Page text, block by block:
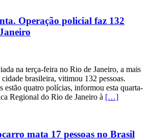
Operação policial faz 132
na terça-feira no Rio de Janeiro, a mais
brasileira, vitimou 132 pessoas.
estão quatro polícias, informou esta quarta-
Regional do Rio de Janeiro à […]
mata 17 pessoas no Brasil